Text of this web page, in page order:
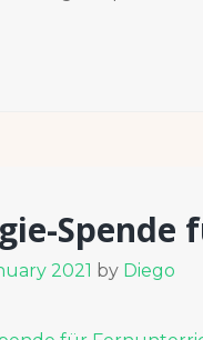
2021 by Diego